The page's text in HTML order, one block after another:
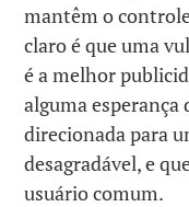
mantêm o
claro é que uma
é a melhor
alguma esperança
direcionada para
desagradável, e
usuário comum.